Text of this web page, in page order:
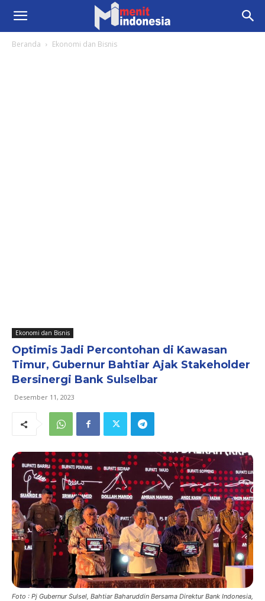
Beranda Ekonomi dan Bisnis
Ekonomi dan Bisnis
Optimis Jadi Percontohan di Kawasan
Timur, Gubernur Bahtiar Ajak Stakeholder
Bersinergi Bank Sulselbar
Desember 11, 2023
Foto : Pj Gubernur Sulsel, Bahtiar Baharuddin Bersama Direktur Bank Indonesia,